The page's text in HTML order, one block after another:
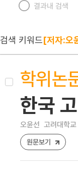
결과내 검색
검색 키워드[저자:오
학위논
한국
오윤선 고려대학
원문보기